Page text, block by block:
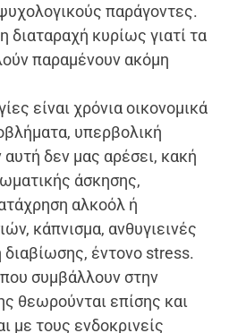
παράγοντες.
διαταραχή κυρίως γιατί τα
παραμένουν ακόμη
είναι χρόνια οικονομικά
υπερβολική
δεν μας αρέσει, κακή
άσκησης,
αλκοόλ ή
κάπνισμα, ανθυγιεινές
έντονο stress.
συμβάλλουν στην
θεωρούνται επίσης και
με τους ενδοκρινείς